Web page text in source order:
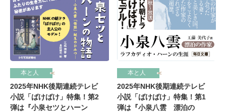
本と人
2025年NHK後期連続テレビ
小説「ばけばけ」特集！第2
弾は『小泉セツとハーン
本と人
2025年NHK後期連続テレビ
小説「ばけばけ」特集！第1
弾は『小泉八雲 漂泊の